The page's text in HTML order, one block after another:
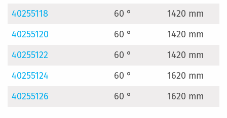
40255118
60 °
1420 mm
40255120
60 °
1420 mm
40255122
60 °
1420 mm
40255124
60 °
1620 mm
40255126
60 ° 1620 mm